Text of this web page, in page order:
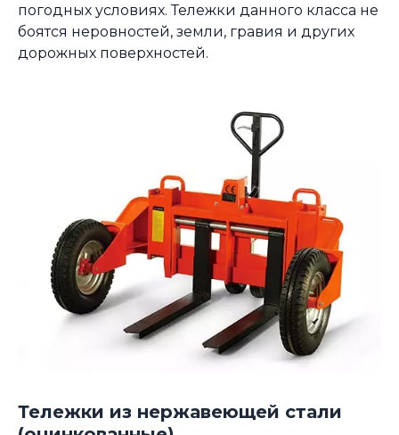
погодных условиях. Тележки данного класса не
боятся неровностей, земли, гравия и других
дорожных поверхностей.
Тележки из нержавеющей стали